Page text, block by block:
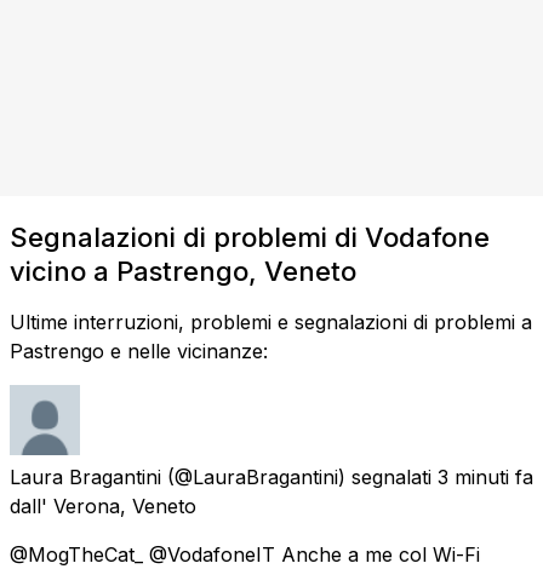
Segnalazioni di problemi di Vodafone
vicino a Pastrengo, Veneto
Ultime interruzioni, problemi e segnalazioni di problemi a
Pastrengo e nelle vicinanze:
Laura Bragantini (@LauraBragantini) segnalati 3 minuti fa
dall' Verona, Veneto
@MogTheCat_ @VodafoneIT Anche a me col Wi-Fi